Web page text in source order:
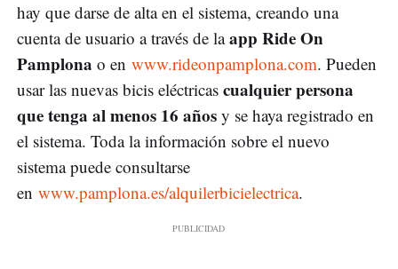
hay que darse de alta en el sistema, creando una
cuenta de usuario a través de laapp Ride On
Pamplona o en www.rideonpamplona.com. Pueden
usar las nuevas bicis eléctricas cualquier persona
que tenga al menos 16 años y se haya registrado en
el sistema. Toda la información sobre el nuevo
sistema puede consultarse
en www.pamplona.es/alquilerbicielectrica.